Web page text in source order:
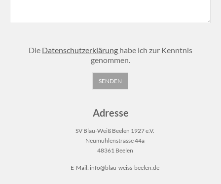
Die Datenschutzerklärung habe ich zur Kenntnis
genommen.
Adresse
SV Blau-Weiß Beelen 1927 e.V.
Neumühlenstrasse 44a
48361 Beelen
E-Mail: info@blau-weiss-beelen.de